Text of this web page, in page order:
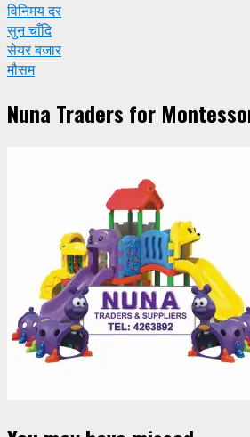
विनिमय दर
सुन चाँदि
सेयर बजार
मौसम
Nuna Traders for